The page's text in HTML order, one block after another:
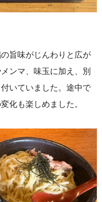
旨味がじんわりと広が
ンマ、味玉に加え、別
いていました。途中で
化も楽しめました。